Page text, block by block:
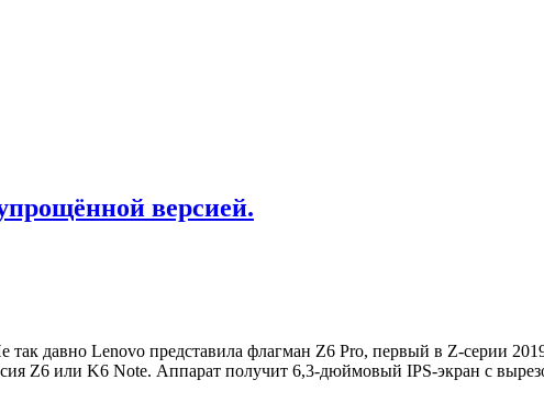
версией.
так давно Lenovo представила флагман Z6 Pro, первый в Z-серии
Z6 или K6 Note. Аппарат получит 6,3-дюймовый IPS-экран с